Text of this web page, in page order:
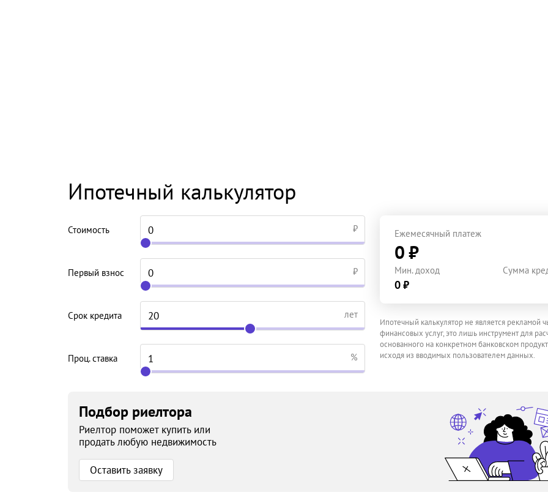
Ипотечный калькулятор
Стоимость ₽
Первый взнос ₽
Срок кредита лет
Проц. ставка %
Ежемесячный платеж
0 ₽
Мин. доход
0 ₽
Сумма
Ипотечный калькулятор не является рекламой
финансовых услуг, это лишь инструмент для
основанного на конкретном банковском
исходя из вводимых пользователем данных.
Подбор риелтора
Риелтор поможет купить или
продать любую недвижимость
Оставить заявку